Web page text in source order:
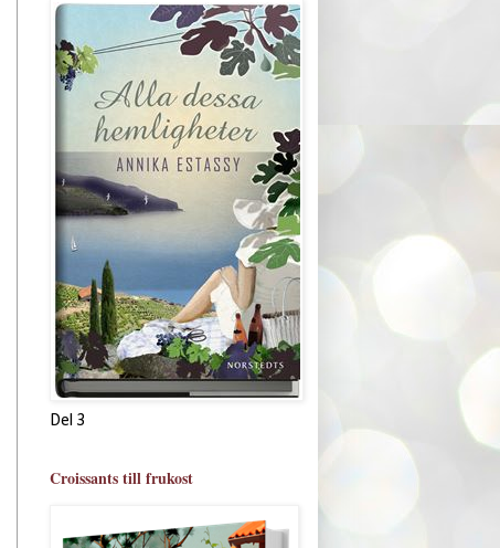
Del 3
Croissants till frukost